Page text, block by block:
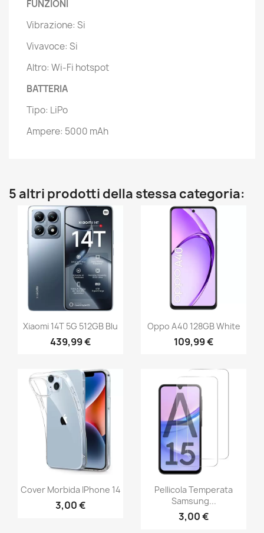
FUNZIONI
Vibrazione: Si
Vivavoce: Si
Altro: Wi-Fi hotspot
BATTERIA
Tipo: LiPo
Ampere: 5000 mAh
5 altri prodotti della stessa categoria:
Xiaomi 14T 5G 512GB Blu
439,99 €
Oppo A40 128GB White
109,99 €
Cover Morbida IPhone 14
3,00 €
Pellicola Temperata
Samsung...
3,00 €